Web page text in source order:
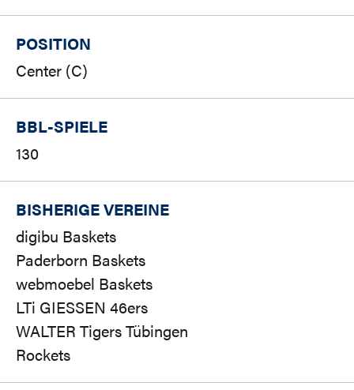
POSITION
Center (C)
BBL-SPIELE
130
BISHERIGE VEREINE
digibu Baskets
Paderborn Baskets
webmoebel Baskets
LTi GIESSEN 46ers
WALTER Tigers Tübingen
Rockets